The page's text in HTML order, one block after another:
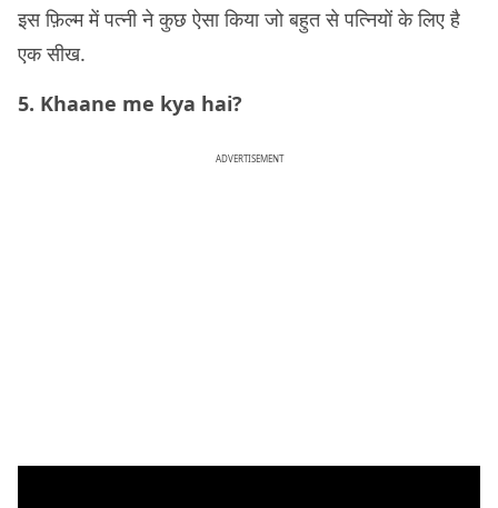
इस फ़िल्म में पत्नी ने कुछ ऐसा किया जो बहुत से पत्नियों के लिए है
एक सीख.
5. Khaane me kya hai?
ADVERTISEMENT